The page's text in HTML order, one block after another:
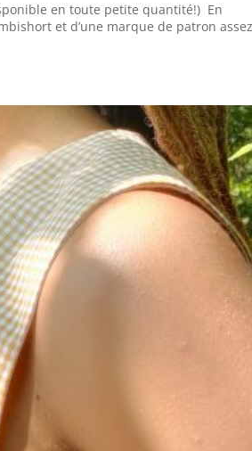
en toute petite quantité!) En
et d’une marque de patron